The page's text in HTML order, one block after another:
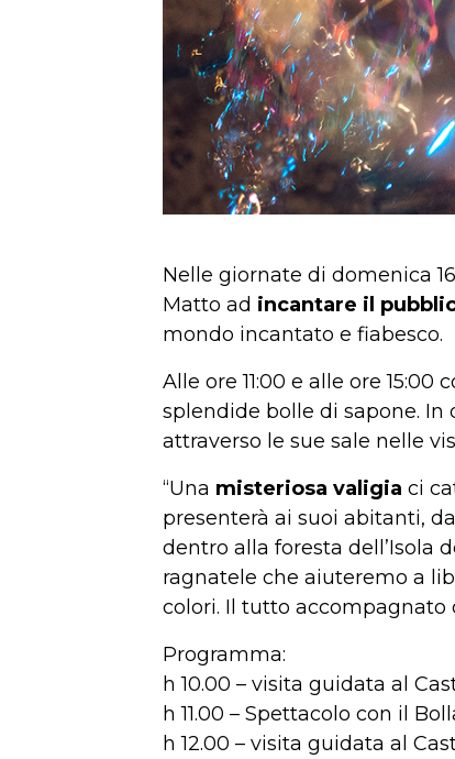
Nelle giornate di domenica
Matto ad incantare il
mondo incantato e fiabesco.
Alle ore 11:00 e alle ore
splendide bolle di sapone.
attraverso le sue sale nelle
“Una misteriosa valigia ci
presenterà ai suoi abitanti,
dentro alla foresta dell’Isola
ragnatele che aiuteremo a
colori. Il tutto accompagnato
Programma:
h 10.00 – visita guidata al
h 11.00 – Spettacolo con il
h 12.00 – visita guidata al